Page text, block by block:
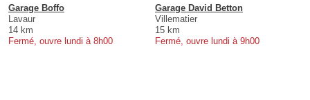
Garage Boffo
Lavaur
14 km
Fermé, ouvre lundi à 8h00
Garage David Betton
Villematier
15 km
Fermé, ouvre lundi à 9h00